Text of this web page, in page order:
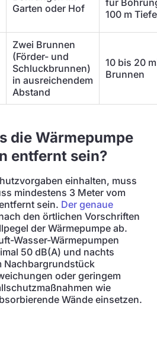
Garten oder Hof
für
100 m Tiefe
Zwei Brunnen
(Förder- und
Schluckbrunnen)
in ausreichendem
Abstand
10 bis 20
Brunnen
die Wärmepumpe
entfernt sein?
einhalten, muss
mindestens 3 Meter vom
sein. Der genaue
den örtlichen Vorschriften
der Wärmepumpe ab.
Wasser-Wärmepumpen
50 dB(A) und nachts
Nachbargrundstück
oder geringem
wie
Wände einsetzen.